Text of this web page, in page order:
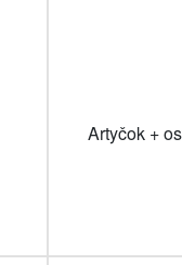
Artyčok +